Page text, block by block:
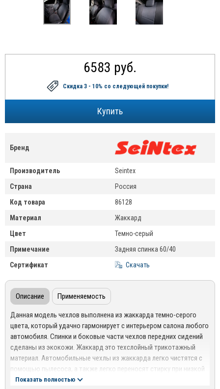
6583 руб.
Скидка 3 - 10% со следующей покупки!
Бренд
Производитель
Seintex
Страна
Россия
Код товара
86128
Материал
Жаккард
Цвет
Темно-серый
Примечание
Задняя спинка 60/40
Сертификат
Скачать
Описание Применяемость
Данная модель чехлов выполнена из жаккарда темно-серого
цвета, который удачно гармонирует с интерьером салона любого
автомобиля. Спинки и боковые части чехлов передних сидений
сделаны из экокожи. Жаккард это техслойный трикотажный
материал. Автомобильные чехлы из жаккарда легко чистятся с
помощью пылесоса, а также легко переносят стирку при низкой
температуре.
Показать полностью